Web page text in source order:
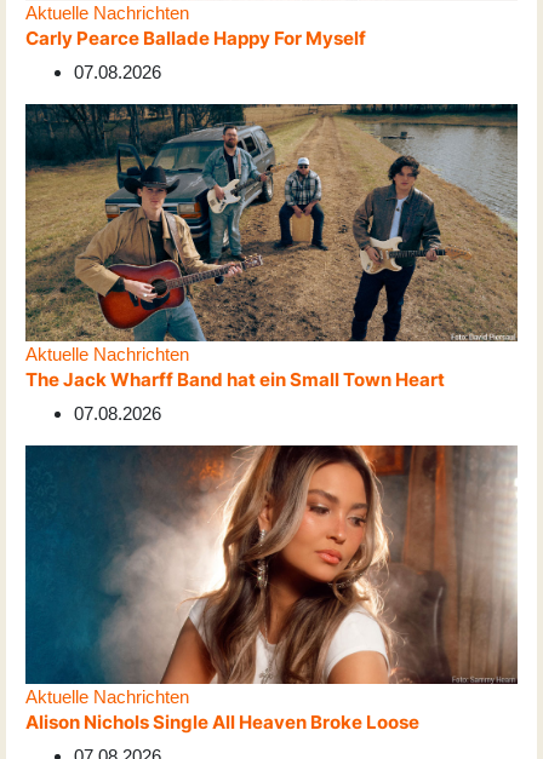
Aktuelle Nachrichten
Carly Pearce Ballade Happy For Myself
07.08.2026
Aktuelle Nachrichten
The Jack Wharff Band hat ein Small Town Heart
07.08.2026
Aktuelle Nachrichten
Alison Nichols Single All Heaven Broke Loose